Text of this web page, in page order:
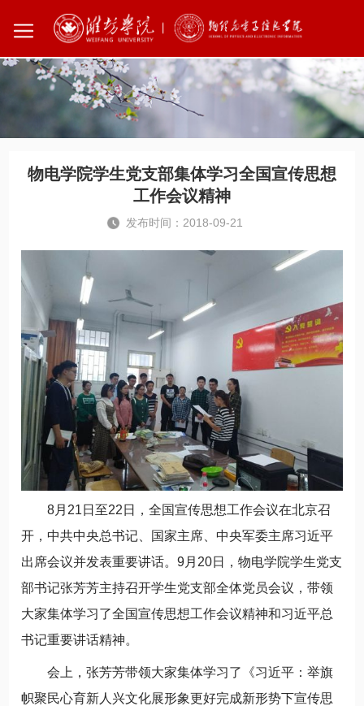
物电学院学生党支部集体学习全国宣传思想
工作会议精神
发布时间：2018-09-21
8月21日至22日，全国宣传思想工作会议在北京召
开，中共中央总书记、国家主席、中央军委主席习近平
出席会议并发表重要讲话。9月20日，物电学院学生党支
部书记张芳芳主持召开学生党支部全体党员会议，带领
大家集体学习了全国宣传思想工作会议精神和习近平总
书记重要讲话精神。
会上，张芳芳带领大家集体学习了《习近平：举旗
帜聚民心育新人兴文化展形象更好完成新形势下宣传思